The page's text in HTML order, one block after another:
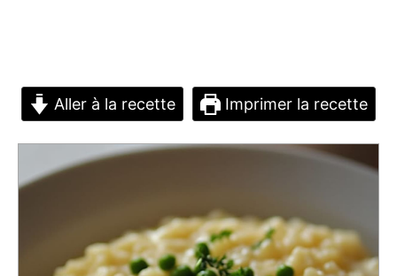
Aller à la recette Imprimer la recette